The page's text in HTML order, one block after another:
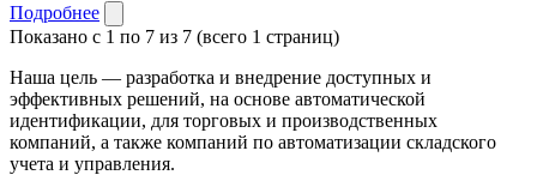
Подробнее
Показано с 1 по 7 из 7 (всего 1 страниц)
Наша цель — разработка и внедрение доступных и
эффективных решений, на основе автоматической
идентификации, для торговых и производственных
компаний, а также компаний по автоматизации складского
учета и управления.